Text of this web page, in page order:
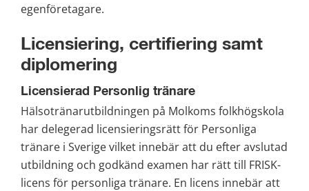
egenföretagare.
Licensiering, certifiering samt
diplomering
Licensierad Personlig tränare
Hälsotränarutbildningen på Molkoms folkhögskola
har delegerad licensieringsrätt för Personliga
tränare i Sverige vilket innebär att du efter avslutad
utbildning och godkänd examen har rätt till FRISK-
licens för personliga tränare. En licens innebär att